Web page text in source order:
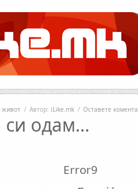
живот / Автор: iLike.mk / Оставете
одам…
Error9